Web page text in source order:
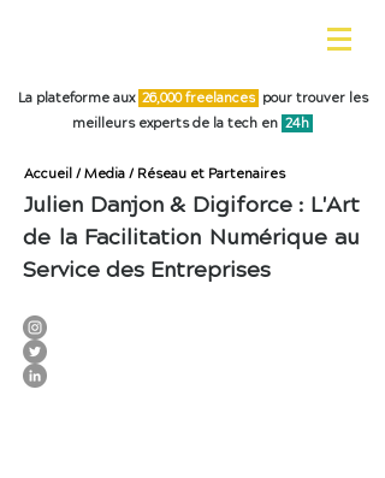
La plateforme aux 26,000 freelances pour trouver les
meilleurs experts de la tech en 24h
Accueil / Media / Réseau et Partenaires
Julien Danjon & Digiforce : L'Art
de la Facilitation Numérique au
Service des Entreprises